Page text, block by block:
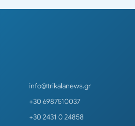
info@trikalanews.gr
+30 6987510037
+30 2431 0 24858